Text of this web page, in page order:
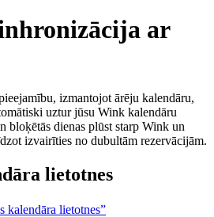
ar
izmantojot ārēju kalendāru,
uztur jūsu Wink kalendāru
bloķētās dienas plūst starp Wink un
izvairīties no dubultām rezervācijām.
lietotnes
kalendāra lietotnes”